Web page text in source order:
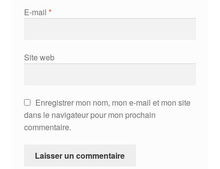
E-mail *
Site web
Enregistrer mon nom, mon e-mail et mon site
dans le navigateur pour mon prochain
commentaire.